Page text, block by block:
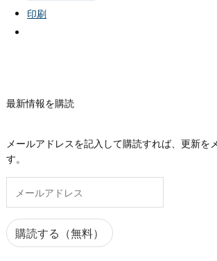
印刷
最新情報を購読
メールアドレスを記入して購読すれば、更新を
す。
ア
ド
購読する（無料）